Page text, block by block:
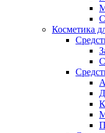
Косметика